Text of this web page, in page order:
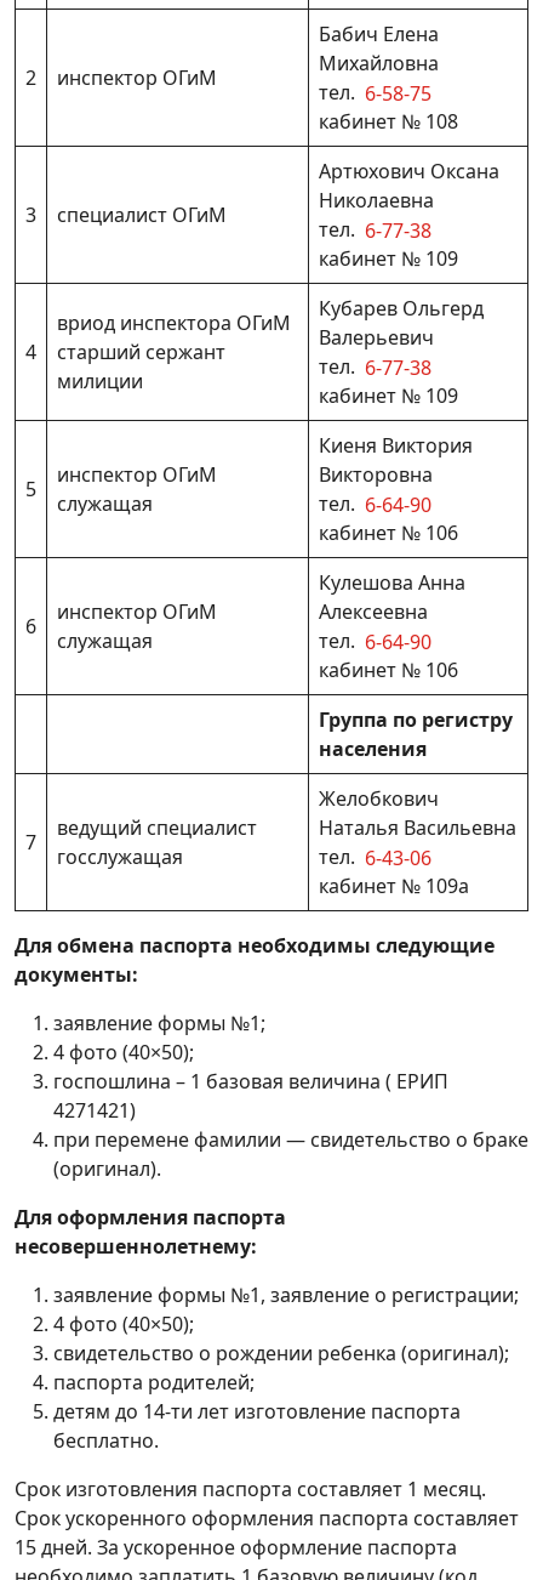
2 инспектор ОГиМ
Бабич Елена
Михайловна
тел. 6-58-75
кабинет № 108
3 специалист ОГиМ
Артюхович Оксана
Николаевна
тел. 6-77-38
кабинет № 109
4
вриод инспектора ОГиМ
старший сержант
милиции
Кубарев Ольгерд
Валерьевич
тел. 6-77-38
кабинет № 109
5
инспектор ОГиМ
служащая
Киеня Виктория
Викторовна
тел. 6-64-90
кабинет № 106
6
инспектор ОГиМ
служащая
Кулешова Анна
Алексеевна
тел. 6-64-90
кабинет № 106
Группа по регистру
населения
7
ведущий специалист
госслужащая
Желобкович
Наталья Васильевна
тел. 6-43-06
кабинет № 109а
Для обмена паспорта необходимы следующие
документы:
заявление формы №1;
4 фото (40×50);
госпошлина – 1 базовая величина ( ЕРИП
4271421)
при перемене фамилии — свидетельство о браке
(оригинал).
Для оформления паспорта
несовершеннолетнему:
заявление формы №1, заявление о регистрации;
4 фото (40×50);
свидетельство о рождении ребенка (оригинал);
паспорта родителей;
детям до 14-ти лет изготовление паспорта
бесплатно.
Срок изготовления паспорта составляет 1 месяц.
Срок ускоренного оформления паспорта составляет
15 дней. За ускоренное оформление паспорта